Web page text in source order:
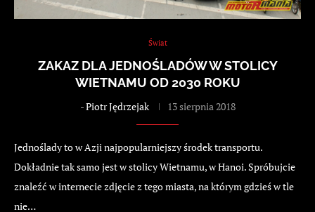
Świat
ZAKAZ DLA JEDNOŚLADÓW W STOLICY
WIETNAMU OD 2030 ROKU
-Piotr Jędrzejak 13 sierpnia 2018
Jednoślady to w Azji najpopularniejszy środek transportu.
Dokładnie tak samo jest w stolicy Wietnamu, w Hanoi. Spróbujcie
znaleźć w internecie zdjęcie z tego miasta, na którym gdzieś w tle
nie…